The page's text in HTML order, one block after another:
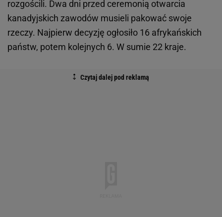
rozgościli. Dwa dni przed ceremonią otwarcia
kanadyjskich zawodów musieli pakować swoje
rzeczy. Najpierw decyzję ogłosiło 16 afrykańskich
państw, potem kolejnych 6. W sumie 22 kraje.